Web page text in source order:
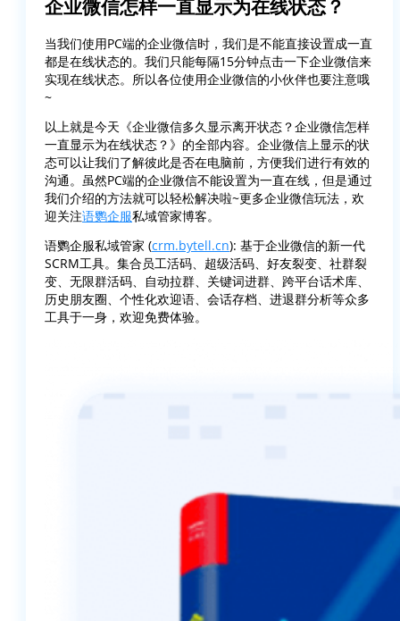
企业微信怎样一直显示为在线状态？
当我们使用PC端的企业微信时，我们是不能直接设置成一直
都是在线状态的。我们只能每隔15分钟点击一下企业微信来
实现在线状态。所以各位使用企业微信的小伙伴也要注意哦
~
以上就是今天《企业微信多久显示离开状态？企业微信怎样
一直显示为在线状态？》的全部内容。企业微信上显示的状
态可以让我们了解彼此是否在电脑前，方便我们进行有效的
沟通。虽然PC端的企业微信不能设置为一直在线，但是通过
我们介绍的方法就可以轻松解决啦~更多企业微信玩法，欢
迎关注语鹦企服私域管家博客。
语鹦企服私域管家 (crm.bytell.cn): 基于企业微信的新一代
SCRM工具。集合员工活码、超级活码、好友裂变、社群裂
变、无限群活码、自动拉群、关键词进群、跨平台话术库、
历史朋友圈、个性化欢迎语、会话存档、进退群分析等众多
工具于一身，欢迎免费体验。